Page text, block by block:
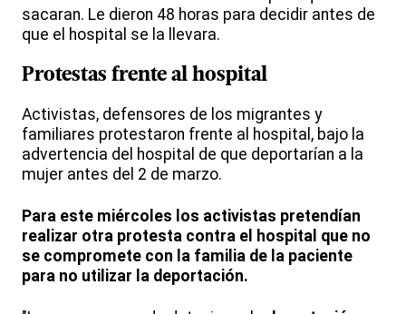
sacaran. Le dieron 48 horas para decidir antes de
que el hospital se la llevara.
Protestas frente al hospital
Activistas, defensores de los migrantes y
familiares protestaron frente al hospital, bajo la
advertencia del hospital de que deportarían a la
mujer antes del 2 de marzo.
Para este miércoles los activistas pretendían
realizar otra protesta contra el hospital que no
se compromete con la familia de la paciente
para no utilizar la deportación.